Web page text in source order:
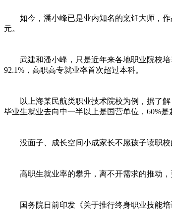
如今，潘小峰已是业内知名的烹饪大师，作
元。
武建和潘小峰，只是近年来各地职业院校培
92.1%，高职高专就业率首次超过本科。
以上海某民航类职业技术院校为例，据了解
毕业生就业去向中一半以上是国营单位，60%
没面子、成长空间小成家长不愿孩子读职校
高职生就业率的攀升，离不开需求的推动，
国务院日前印发《关于推行终身职业技能培